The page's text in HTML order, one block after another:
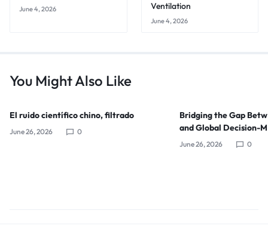
June 4, 2026
Ventilation
June 4, 2026
You Might Also Like
El ruido científico chino, filtrado
June 26, 2026 0
Bridging the Gap
and Global Decision-
June 26, 2026 0